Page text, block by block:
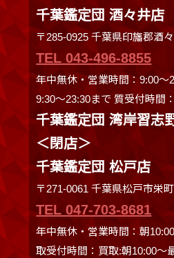
千葉鑑定団 酒々井店
〒285-0925 千葉県印旛郡酒
TEL 043-496-8855
年中無休・営業時間：9:00～
9:30〜23:30まで 質受付時間
千葉鑑定団 湾岸習志
＜閉店＞
千葉鑑定団 松戸店
〒271-0061 千葉県松戸市栄
TEL 047-703-8681
年中無休・営業時間：朝
取受付時間：買取:朝10:00～